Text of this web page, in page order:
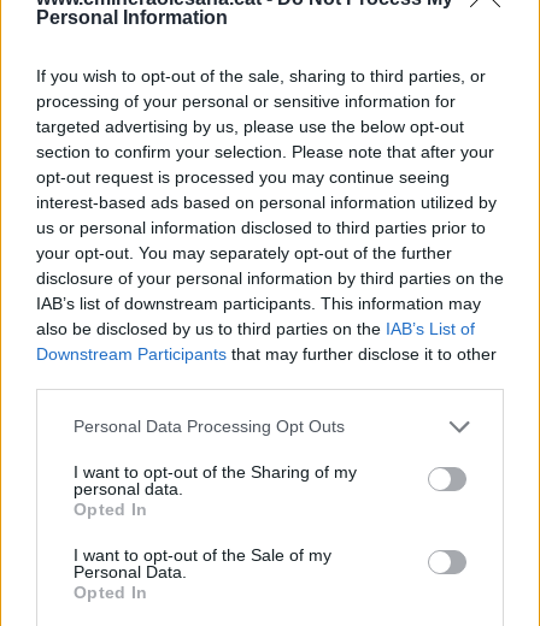
Personal Information
If you wish to opt-out of the sale, sharing to third parties, or
processing of your personal or sensitive information for
targeted advertising by us, please use the below opt-out
section to confirm your selection. Please note that after your
opt-out request is processed you may continue seeing
interest-based ads based on personal information utilized by
us or personal information disclosed to third parties prior to
your opt-out. You may separately opt-out of the further
disclosure of your personal information by third parties on the
IAB’s list of downstream participants. This information may
also be disclosed by us to third parties on the IAB’s List of
Downstream Participants that may further disclose it to other
Personal Data Processing Opt Outs
I want to opt-out of the Sharing of my
personal data.
Opted In
I want to opt-out of the Sale of my
Personal Data.
Opted In
1 de març:Inauguració de l’exposició dels 150 anys.
també s’emmarcarà en la celebració del Dia Mundial de
l’Aigua. L'exposició ha estat promoguda per la CMO i pel
Departament de Cultura de l’Ajuntament d’Olesa de
Montserrat.
COMPARTEIX
Escriure un comentari
Nom *